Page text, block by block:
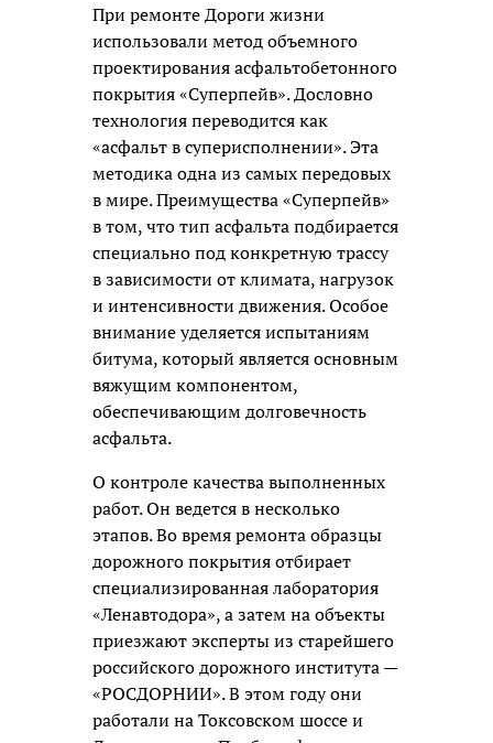
При ремонте Дороги жизни
использовали метод объемного
проектирования асфальтобетонного
покрытия «Суперпейв». Дословно
технология переводится как
«асфальт в суперисполнении». Эта
методика одна из самых передовых
в мире. Преимущества «Суперпейв»
в том, что тип асфальта подбирается
специально под конкретную трассу
в зависимости от климата, нагрузок
и интенсивности движения. Особое
внимание уделяется испытаниям
битума, который является основным
вяжущим компонентом,
обеспечивающим долговечность
асфальта.
О контроле качества выполненных
работ. Он ведется в несколько
этапов. Во время ремонта образцы
дорожного покрытия отбирает
специализированная лаборатория
«Ленавтодора», а затем на объекты
приезжают эксперты из старейшего
российского дорожного института —
«РОСДОРНИИ». В этом году они
работали на Токсовском шоссе и